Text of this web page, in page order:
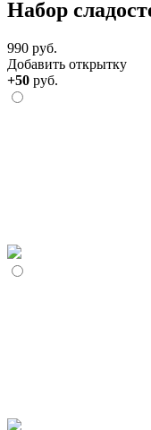
Набор
990 руб.
Добавить открытку
+50 руб.